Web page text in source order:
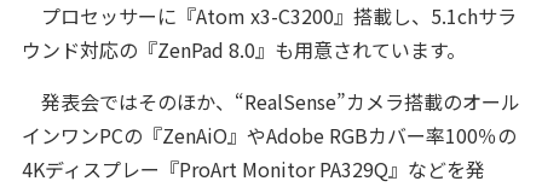
プロセッサーに『Atom x3-C3200』搭載し、5.1chサラ
ウンド対応の『ZenPad 8.0』も用意されています。
発表会ではそのほか、“RealSense”カメラ搭載のオール
インワンPCの『ZenAiO』やAdobe RGBカバー率100％の
4Kディスプレー『ProArt Monitor PA329Q』などを発